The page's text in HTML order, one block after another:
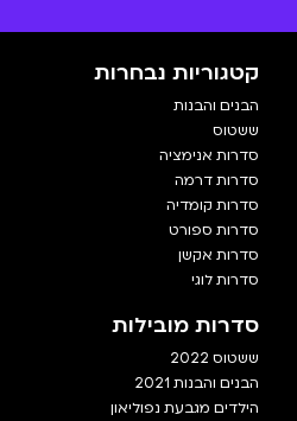
קטגוריות נבחרות
הבנים והבנות
ששטוס
סדרות אנימציה
סדרות דרמה
סדרות קומדיה
סדרות ספורט
סדרות אקשן
סדרות לוגי
סדרות מובילות
ששטוס 2022
הבנים והבנות 2021
הילדים מגבעת נפוליאון